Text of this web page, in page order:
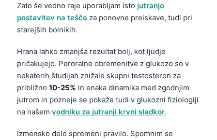
Zato še vedno raje uporabljam isto jutranjo
postavitev na tešče za ponovne preiskave, tudi pri
starejših bolnikih.
Hrana lahko zmanjša rezultat bolj, kot ljudje
pričakujejo. Peroralne obremenitve z glukozo so v
nekaterih študijah znižale skupni testosteron za
približno 10-25% in enaka dinamika med zgodnjim
jutrom in pozneje se pokaže tudi v glukozni fiziologiji
na našem vodniku za jutranji krvni sladkor.
Izmensko delo spremeni pravilo. Spomnim se